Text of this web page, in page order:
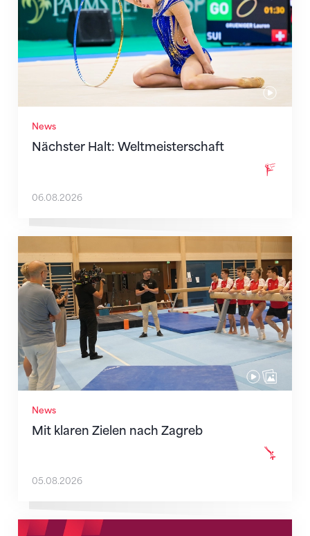
News
Nächster Halt: Weltmeisterschaft
06.08.2026
News
Mit klaren Zielen nach Zagreb
Mit klaren Zielen nach Zagreb
05.08.2026
Neue Empfangszeiten ab 1. August 2026